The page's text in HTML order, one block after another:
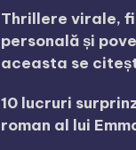
Thrillere virale,
personală și
aceasta se
10 lucruri
roman al lui